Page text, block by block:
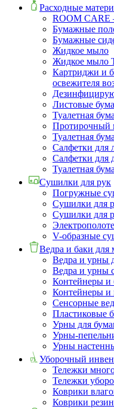
Расходные
ROOM CARE
Бумажные
Бумажные
Жидкое мыло
Жидкое мыло
Картриджи и
освежителя
Листовые
Туалетная
Протирочный
Туалетная
Салфетки для
Салфетки для
Туалетная
Сушилки для рук
Погружные
Сушилки для
Сушилки для
V-образные
Ведра и баки для
Ведра и урны
Ведра и урны
Контейнеры и
Контейнеры и
Сенсорные
Пластиковые
Урны для
Урны-
Урны
Уборочный
Тележки
Тележки
Коврики
Коврики